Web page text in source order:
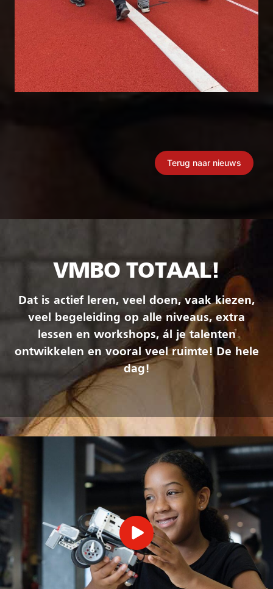
Terug naar nieuws
VMBO TOTAAL!
Dat is actief leren, veel doen, vaak kiezen,
veel begeleiding op alle niveaus, extra
lessen en workshops, ál je talenten
ontwikkelen en vooral veel ruimte! De hele
dag!